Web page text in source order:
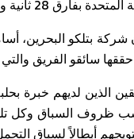
بتلكو البحرين،
سائقو الفريق
الذين لديهم خبرة
ظروف السباق وكل